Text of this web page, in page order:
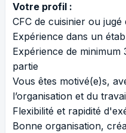
Votre profil :
CFC de cuisinier ou jugé
Expérience dans un
Expérience de minimum
partie
Vous êtes motivé(e)s,
l’organisation et du
Flexibilité et rapidité
Bonne organisation,